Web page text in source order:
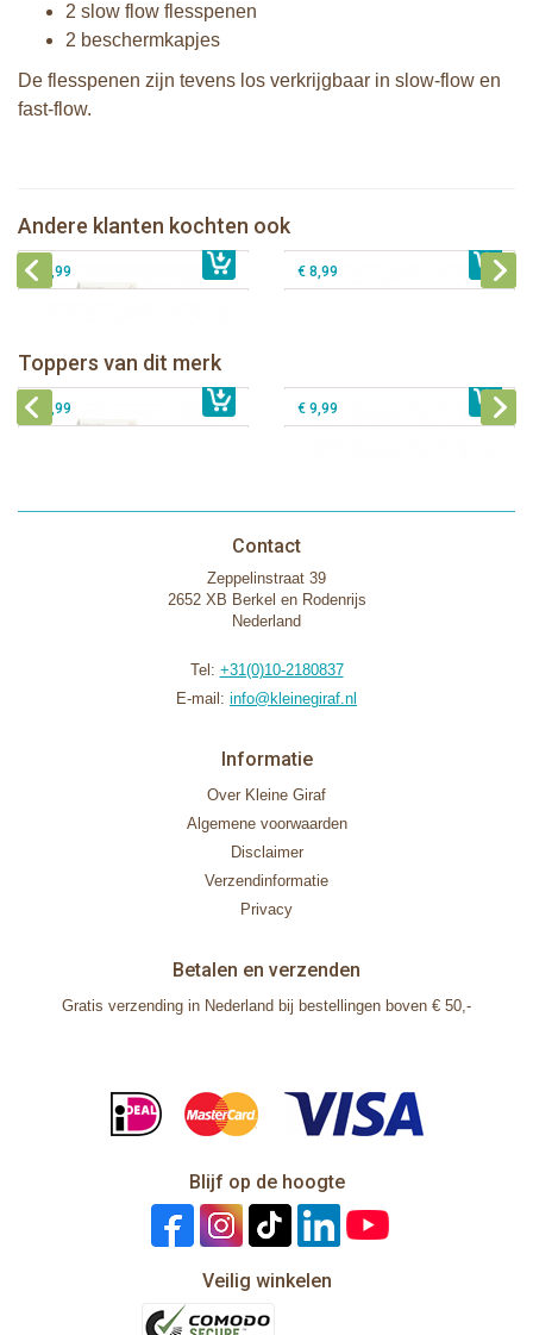
2 slow flow flesspenen
2 beschermkapjes
De flesspenen zijn tevens los verkrijgbaar in slow-flow en
fast-flow.
Andere klanten kochten ook
€ 29,99
Natursutten flesspenen slow flow 0+
mnd, 2 stuks
€ 9,99 € 8,99
Toppers van dit merk
€ 29,99
Natursutten fopspeen Vlinder -
anatomisch S
€ 8,99 € 9,99
Contact
Zeppelinstraat 39
2652 XB Berkel en Rodenrijs
Nederland
Tel: +31(0)10-2180837
E-mail: info@kleinegiraf.nl
Informatie
Over Kleine Giraf
Algemene voorwaarden
Disclaimer
Verzendinformatie
Privacy
Betalen en verzenden
Gratis verzending in Nederland bij bestellingen boven € 50,-
Blijf op de hoogte
Veilig winkelen